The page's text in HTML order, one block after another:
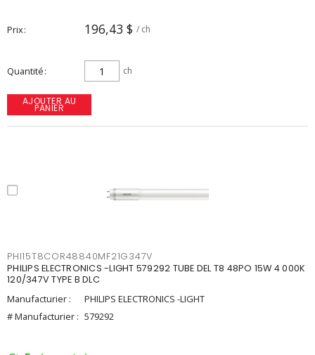
Prix 196,43 $ / ch
Quantité ch
AJOUTER AU
PANIER
PHI15T8COR48840MF21G347V
PHILIPS ELECTRONICS -LIGHT 579292 TUBE DEL T8 48PO 15W 4 000K
120/347V TYPE B DLC
Manufacturier :
PHILIPS ELECTRONICS -LIGHT
# Manufacturier : 579292